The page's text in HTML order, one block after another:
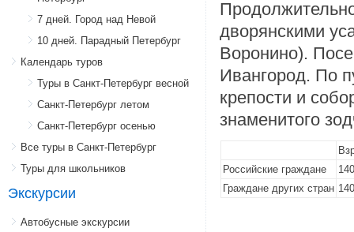
7 дней. Город над Невой
10 дней. Парадный Петербург
Календарь туров
Туры в Санкт-Петербург весной
Санкт-Петербург летом
Санкт-Петербург осенью
Все туры в Санкт-Петербург
Туры для школьников
Экскурсии
Автобусные экскурсии
дворянскими
Воронино).
Ивангород. По
крепости и
знаменитого
Российские граждане
Граждане других стран